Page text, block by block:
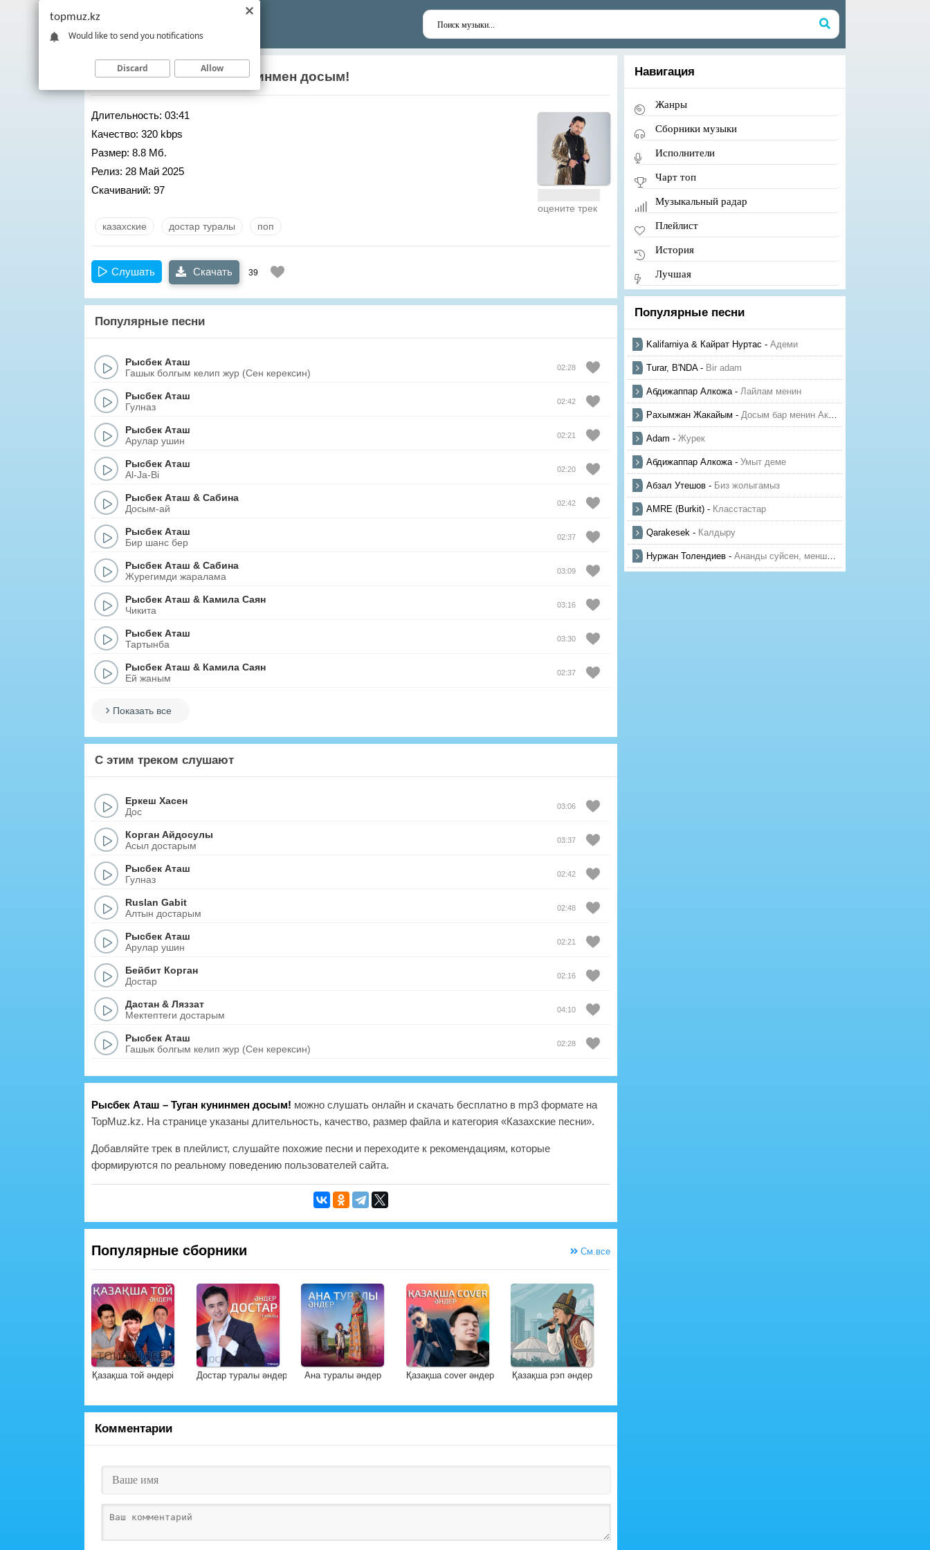
Рысбек Аташ– Туган кунинмен досым!
Длительность: 03:41
Качество: 320 kbps
Размер: 8.8 Мб.
Релиз: 28 Май 2025
Скачиваний: 97
оцените трек
казахские достар туралы поп
Слушать Скачать 39
Популярные песни
Рысбек Аташ
Гашык болгым келип жур (Сен керексин)
02:28
Рысбек Аташ
Гулназ
02:42
Рысбек Аташ
Арулар ушин
02:21
Рысбек Аташ
Al-Ja-Bi
02:20
Рысбек Аташ & Сабина
Досым-ай
02:42
Рысбек Аташ
Бир шанс бер
02:37
Рысбек Аташ & Сабина
Журегимди жаралама
03:09
Рысбек Аташ & Камила Саян
Чикита
03:16
Рысбек Аташ
Тартынба
03:30
Рысбек Аташ & Камила Саян
Ей жаным
02:37
Показать все
С этим треком слушают
Еркеш Хасен
Дос
03:06
Корган Айдосулы
Асыл достарым
03:37
Рысбек Аташ
Гулназ
02:42
Ruslan Gabit
Алтын достарым
02:48
Рысбек Аташ
Арулар ушин
02:21
Бейбит Корган
Достар
02:16
Дастан & Ляззат
Мектептеги достарым
04:10
Рысбек Аташ
Гашык болгым келип жур (Сен керексин)
02:28
Рысбек Аташ – Туган кунинмен досым! можно слушать онлайн и скачать бесплатно в mp3 формате на
TopMuz.kz. На странице указаны длительность, качество, размер файла и категория «Казахские песни».
Добавляйте трек в плейлист, слушайте похожие песни и переходите к рекомендациям, которые
формируются по реальному поведению пользователей сайта.
Популярные сборники См.все
Қазақша той әндері Достар туралы әндер Ана туралы әндер Қазақша cover әндер Қазақша рэп әндер
Комментарии
Навигация
Жанры
Сборники музыки
Исполнители
Чарт топ
Музыкальный радар
Плейлист
История
Лучшая
Популярные песни
Kalifarniya & Кайрат Нуртас - Адеми
Turar, B'NDA- Bir adam
Абдижаппар Алкожа- Лайлам менин
Рахымжан Жакайым - Досым бар менин Актауда
Adam - Журек
Абдижаппар Алкожа- Умыт деме
Абзал Утешов - Биз жолыгамыз
AMRE (Burkit) - Класстастар
Qarakesek - Калдыру
Нуржан Толендиев - Ананды суйсен, менше суй
topmuz.kz
Would like to send you notifications
Discard Allow